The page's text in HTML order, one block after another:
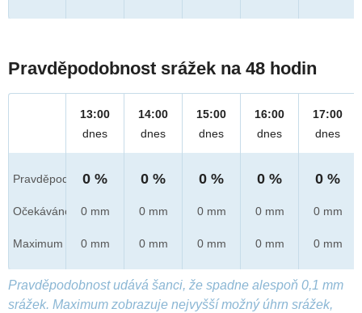
Pravděpodobnost srážek na 48 hodin
Pravděpod.
Očekáváno
Maximum
13:00
dnes
0 %
0 mm
0 mm
14:00
dnes
0 %
0 mm
0 mm
15:00
dnes
0 %
0 mm
0 mm
16:00
dnes
0 %
0 mm
0 mm
17:00
dnes
0 %
0 mm
0 mm
Pravděpodobnost udává šanci, že spadne alespoň 0,1 mm
srážek. Maximum zobrazuje nejvyšší možný úhrn srážek,